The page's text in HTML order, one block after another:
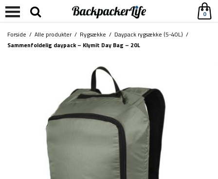
0
Forside / Alle produkter/ Rygsække / Daypack rygsække (5-40L) /
Sammenfoldelig daypack – Klymit Day Bag – 20L